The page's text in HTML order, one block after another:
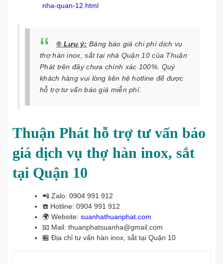
nha-quan-12.html
® Lưu ý: Bảng báo giá chi phí dịch vụ
thợ hàn inox, sắt tại nhà Quận 10 của Thuận
Phát trên đây chưa chính xác 100%. Quý
khách hàng vui lòng liên hệ hotline để được
hỗ trợ tư vấn báo giá miễn phí.
Thuận Phát hỗ trợ tư vấn báo
giá dịch vụ thợ hàn inox, sắt
tại Quận 10
📲 Zalo: 0904 991 912
☎️ Hotline: 0904 991 912
🌍 Website: suanhathuanphat.com
📧 Mail: thuanphatsuanha@gmail.com
🏪 Địa chỉ tư vấn hàn inox, sắt tại Quận 10